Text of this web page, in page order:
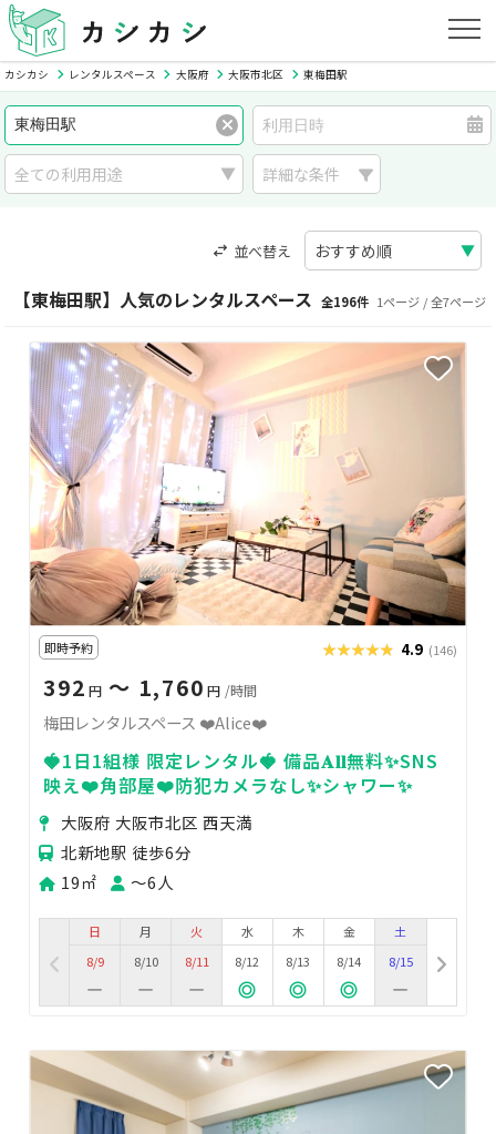
カシカシ レンタルスペース 大阪府 大阪市北区 東梅田駅
詳細な条件
並べ替え
【東梅田駅】人気のレンタルスペース 全196件 1ページ / 全7ページ
即時予約 ★★★★★
★★★★★ 4.9 (146)
392 円 〜 1,760 円 /時間
梅田レンタルスペース ❤️Alice❤️
🍓1日1組様 限定レンタル🍓 備品𝐀𝐥𝐥無料✨SNS
映え❤️角部屋❤️防犯カメラなし✨シャワー✨
大阪府 大阪市北区 西天満
北新地駅 徒歩6分
19㎡
〜6人
日
8/9
月
8/10
火
8/11
水
8/12
木
8/13
金
8/14
土
8/15